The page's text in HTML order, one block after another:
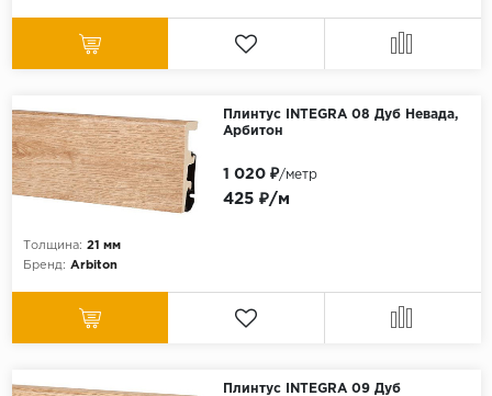
Плинтус INTEGRA 08 Дуб Невада,
Арбитон
Толщина: 21 мм
Бренд: Arbiton
425 ₽/м
1 020 ₽/метр
Плинтус INTEGRA 09 Дуб